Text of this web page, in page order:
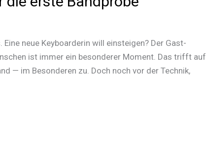
neue Keyboarderin will einsteigen? Der Gast-
ist immer ein besonderer Moment. Das trifft auf
— im Besonderen zu. Doch noch vor der Technik,